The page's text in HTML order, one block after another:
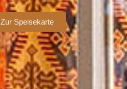
Zur Speisekarte